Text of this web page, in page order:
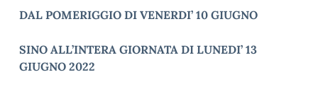
DAL POMERIGGIO DI VENERDI’ 10 GIUGNO
SINO ALL’INTERA GIORNATA DI LUNEDI’ 13
GIUGNO 2022